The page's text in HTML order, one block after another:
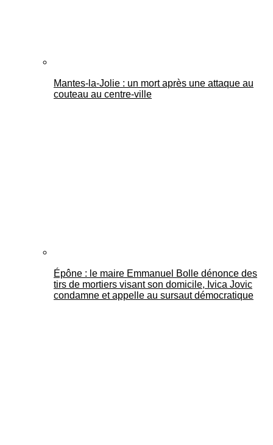
Mantes-la-Jolie : un mort après une attaque au
couteau au centre-ville
Épône : le maire Emmanuel Bolle dénonce des
tirs de mortiers visant son domicile, Ivica Jovic
condamne et appelle au sursaut démocratique